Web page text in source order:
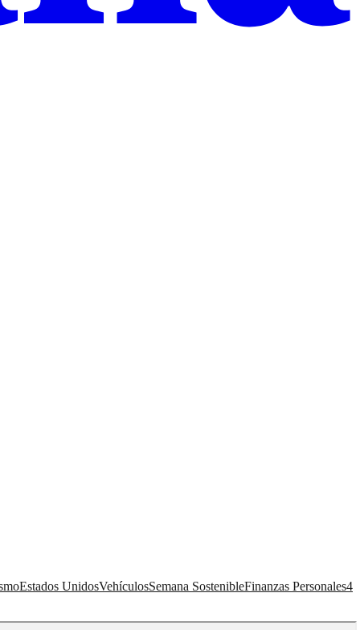
Estados UnidosVehículosSemana SostenibleFinanzas Personales4